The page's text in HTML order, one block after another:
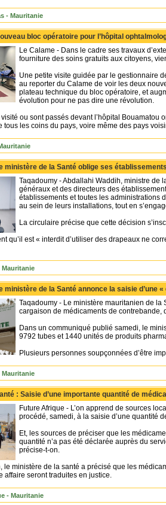
- Mauritanie
bloc opératoire pour l’hôpital
Le Calame - Dans le cadre ses travaux
fourniture des soins gratuits aux citoyens,
Une petite visite guidée par le gestionnaire
au reporter du Calame de voir les deux
plateau technique du bloc opératoire, et
évolution pour ne pas dire une révolution.
ou sont passés devant l’hôpital
tous les coins du pays, voire même des pays
ministère de la Santé oblige ses
Taqadoumy - Abdallahi Waddih, ministre de
généraux et des directeurs des
établissements et toutes les administrations
au sein de leurs installations, tout en
La circulaire précise que cette décision
qu’il est « interdit d’utiliser des drapeaux ne
Mauritanie
ministère de la Santé annonce la saisie d’une
Taqadoumy - Le ministère mauritanien de la
cargaison de médicaments de contrebande,
Dans un communiqué publié samedi, le
9792 tubes et 1440 unités de produits
Plusieurs personnes soupçonnées d’être
Mauritanie
: Saisie d’une importante quantité de
Future Afrique - L’on apprend de sources
procédé, samedi, à la saisie d’une quantité
Et, les sources de préciser que les
quantité n’a pas été déclarée auprès du
précise-t-on.
le ministère de la santé a précisé que les
affaire seront traduites en justice.
- Mauritanie